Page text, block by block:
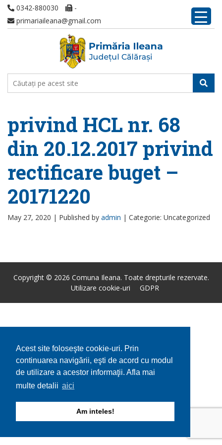
Acest site foloseşte cookie-uri. Prin
continuarea navigării, eşti de acord cu modul
de utilizare a acestor informaţii. Afla mai
multe detalii aici
Am inteles!
0342-880030
-
primariaileana@gmail.com
privind HCL nr. 68
din 20.12.2017 privind
rectificare buget –
20171220
May 27, 2020 | Published by admin | Categorie: Uncategorized
Copyright © 2026 Comuna Ileana. Toate drepturile rezervate.
Utilizare cookie-uri
GDPR